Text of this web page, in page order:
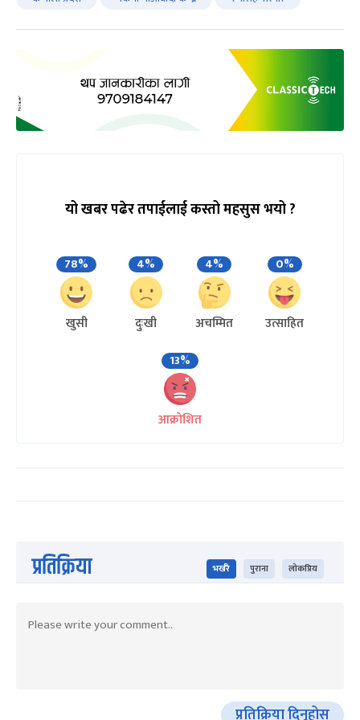
यो खबर पढेर तपाईलाई कस्तो महसुस भयो ?
78%
खुसी
4%
दुःखी
4%
अचम्मित
0%
उत्साहित
13%
आक्रोशित
प्रतिक्रिया भर्खरै पुराना लोकप्रिय
प्रतिक्रिया दिनुहोस्